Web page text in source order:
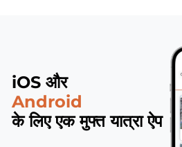
iOS और
Android
के लिए एक मुफ्त यात्रा ऐप